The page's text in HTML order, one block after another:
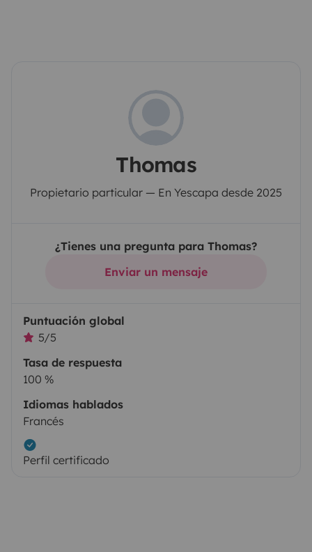
Thomas
Propietario particular — En Yescapa desde 2025
¿Tienes una pregunta para Thomas?
Enviar un mensaje
Puntuación global
5/5
Tasa de respuesta
100 %
Idiomas hablados
Francés
Perfil certificado